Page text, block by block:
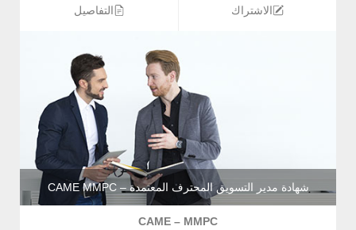
الاشتراك التفاصيل
شهادة مدير التسويق المحترف المعتمدة – CAME MMPC
CAME – MMPC